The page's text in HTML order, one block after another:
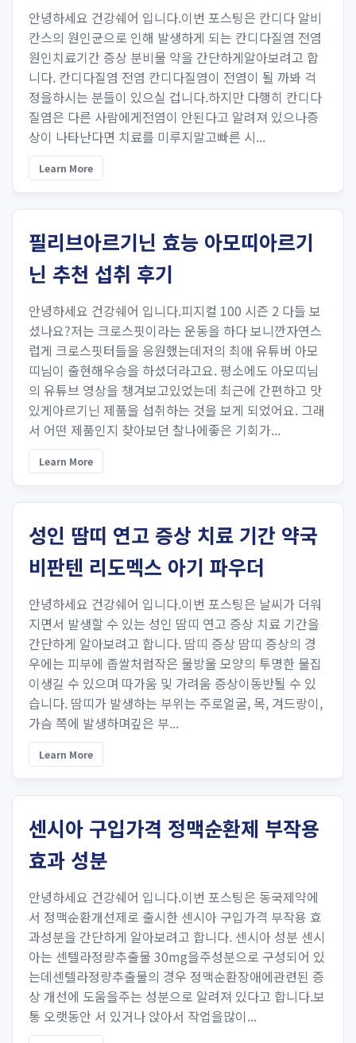
안녕하세요 건강쉐어 입니다.이번 포스팅은 칸디다 알비
칸스의 원인균으로 인해 발생하게 되는 칸디다질염 전염
원인치료기간 증상 분비물 약을 간단하게알아보려고 합
니다. 칸디다질염 전염 칸디다질염이 전염이 될 까봐 걱
정을하시는 분들이 있으실 겁니다.하지만 다행히 칸디다
질염은 다른 사람에게전염이 안된다고 알려져 있으나증
상이 나타난다면 치료를 미루지말고빠른 시...
Learn More
필리브아르기닌 효능 아모띠아르기
닌 추천 섭취 후기
안녕하세요 건강쉐어 입니다.피지컬 100 시즌 2 다들 보
셨나요?저는 크로스핏이라는 운동을 하다 보니깐자연스
럽게 크로스핏터들을 응원했는데저의 최애 유튜버 아모
띠님이 출현해우승을 하셨더라고요. 평소에도 아모띠님
의 유튜브 영상을 챙겨보고있었는데 최근에 간편하고 맛
있게아르기닌 제품을 섭취하는 것을 보게 되었어요. 그래
서 어떤 제품인지 찾아보던 찰나에좋은 기회가...
Learn More
성인 땀띠 연고 증상 치료 기간 약국
비판텐 리도멕스 아기 파우더
안녕하세요 건강쉐어 입니다.이번 포스팅은 날씨가 더워
지면서 발생할 수 있는 성인 땀띠 연고 증상 치료 기간을
간단하게 알아보려고 합니다. 땀띠 증상 땀띠 증상의 경
우에는 피부에 좁쌀처럼작은 물방울 모양의 투명한 물집
이생길 수 있으며 따가움 및 가려움 증상이동반될 수 있
습니다. 땀띠가 발생하는 부위는 주로얼굴, 목, 겨드랑이,
가슴 쪽에 발생하며깊은 부...
Learn More
센시아 구입가격 정맥순환제 부작용
효과 성분
안녕하세요 건강쉐어 입니다.이번 포스팅은 동국제약에
서 정맥순환개선제로 출시한 센시아 구입가격 부작용 효
과성분을 간단하게 알아보려고 합니다. 센시아 성분 센시
아는 센텔라정량추출물 30mg을주성분으로 구성되어 있
는데센텔라정량추출물의 경우 정맥순환장애에관련된 증
상 개선에 도움을주는 성분으로 알려져 있다고 합니다.보
통 오랫동안 서 있거나 앉아서 작업을많이...